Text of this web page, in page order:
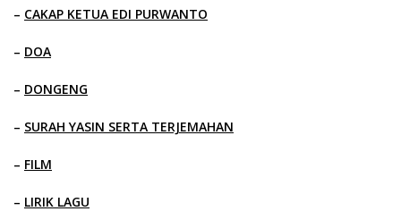
– CAKAP KETUA EDI PURWANTO
– DOA
– DONGENG
– SURAH YASIN SERTA TERJEMAHAN
– FILM
– LIRIK LAGU